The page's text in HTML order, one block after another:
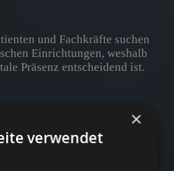
und Fachkräfte suchen
Einrichtungen, weshalb
Präsenz entscheidend ist.
×
verwendet